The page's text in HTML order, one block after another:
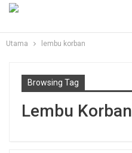
Utama lembu korban
Browsing Tag
Lembu Korban